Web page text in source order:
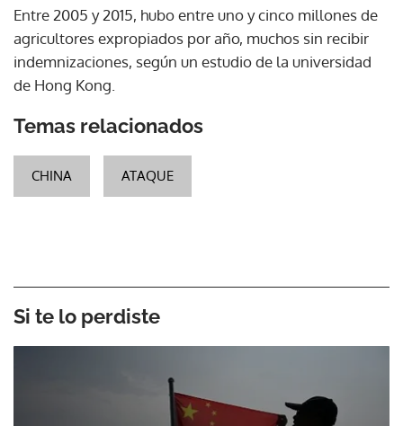
Entre 2005 y 2015, hubo entre uno y cinco millones de
agricultores expropiados por año, muchos sin recibir
indemnizaciones, según un estudio de la universidad
de Hong Kong.
Temas relacionados
CHINA ATAQUE
Si te lo perdiste